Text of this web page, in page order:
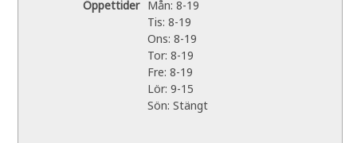
Öppettider Mån: 8-19
Tis: 8-19
Ons: 8-19
Tor: 8-19
Fre: 8-19
Lör: 9-15
Sön: Stängt